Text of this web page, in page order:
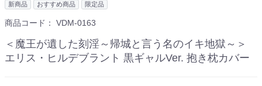
新商品 おすすめ商品 限定品
商品コード： VDM-0163
＜魔王が遺した刻淫～帰城と言う名のイキ地獄～＞
エリス・ヒルデブラント 黒ギャルVer. 抱き枕カバー